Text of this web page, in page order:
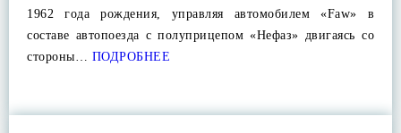
1962 года рождения, управляя автомобилем «Faw» в
составе автопоезда с полуприцепом «Нефаз» двигаясь со
стороны… ПОДРОБНЕЕ